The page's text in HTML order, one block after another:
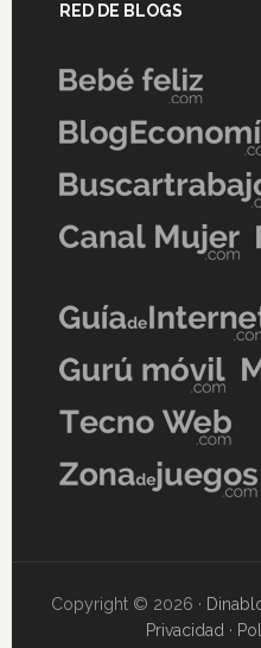
RED DE BLOGS
Copyright © 2026 ·
Privacidad ·